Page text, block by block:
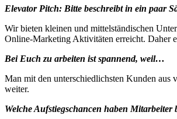
Elevator Pitch: Bitte beschreibt in ein paar
Wir bieten kleinen und mittelständischen
Online-Marketing Aktivitäten erreicht. Daher
Bei Euch zu arbeiten ist spannend, weil…
Man mit den unterschiedlichsten Kunden aus
weiter.
Welche Aufstiegschancen haben